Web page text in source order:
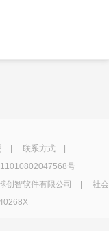
联系方式|
号
球创智软件有限公司 | 社会